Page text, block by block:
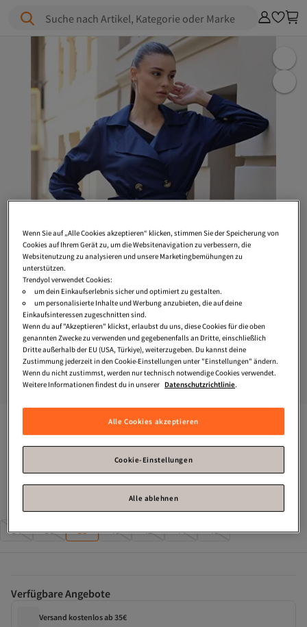
Suche nach Artikel, Kategorie oder Marke
5853 Zweireihiger Trenchcoat mit Kragen –
Marineblau
Zahle deine Rechnung innerhalb von 30 Tagen – kostenfrei.
Größe:38
34 36 38 40 42 44 46
Verfügbare Angebote
Versand kostenlos ab 35€
Wenn Sie auf „Alle Cookies akzeptieren“ klicken, stimmen Sie der Speicherung von
Cookies auf Ihrem Gerät zu, um die Websitenavigation zu verbessern, die
Websitenutzung zu analysieren und unsere Marketingbemühungen zu
unterstützen.
Trendyol verwendet Cookies:
um dein Einkaufserlebnis sicher und optimiert zu gestalten.
um personalisierte Inhalte und Werbung anzubieten, die auf deine
Einkaufsinteressen zugeschnitten sind.
Wenn du auf "Akzeptieren" klickst, erlaubst du uns, diese Cookies für die oben
genannten Zwecke zu verwenden und gegebenenfalls an Dritte, einschließlich
Dritte außerhalb der EU (USA, Türkiye), weiterzugeben. Du kannst deine
Zustimmung jederzeit in den Cookie-Einstellungen unter "Einstellungen" ändern.
Wenn du nicht zustimmst, werden nur technisch notwendige Cookies verwendet.
Weitere Informationen findest du in unserer Datenschutzrichtlinie.
Alle Cookies akzeptieren
Cookie-Einstellungen
Alle ablehnen